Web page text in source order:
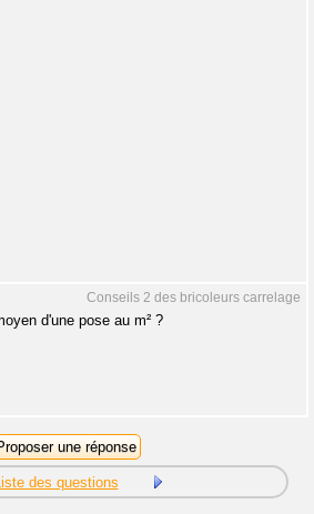
Conseils 2 des bricoleurs carrelage
d'une pose au m² ?
des questions